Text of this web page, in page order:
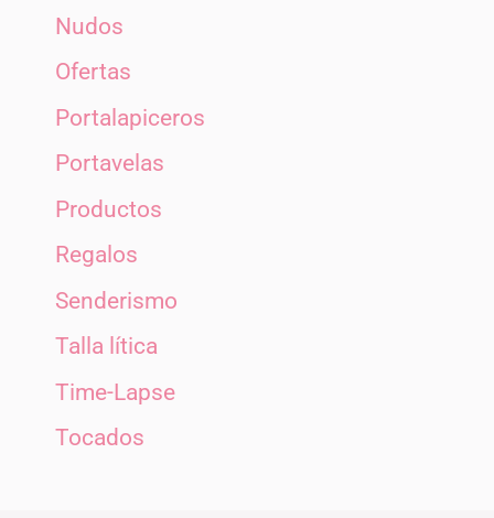
Nudos
Ofertas
Portalapiceros
Portavelas
Productos
Regalos
Senderismo
Talla lítica
Time-Lapse
Tocados